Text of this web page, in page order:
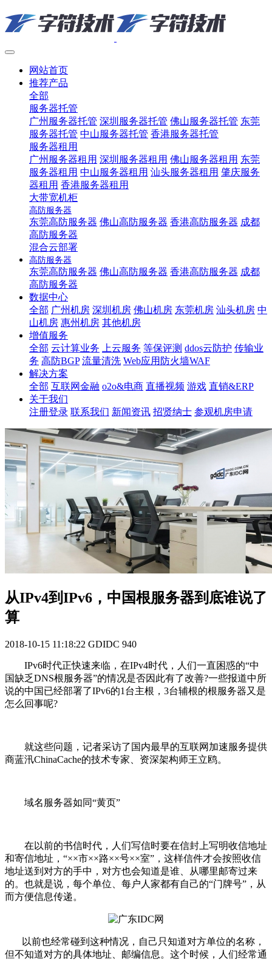
网站首页
推荐产品
全部
服务器托管
广州服务器托管 深圳服务器托管 佛山服务器托管 东莞
服务器托管 中山服务器托管 香港服务器托管
服务器租用
广州服务器租用 深圳服务器租用 佛山服务器租用 东莞
服务器租用 中山服务器租用 汕头服务器租用 肇庆服务
器租用 香港服务器租用
大带宽机柜
高防服务器
东莞高防服务器 佛山高防服务器 香港高防服务器 成都
高防服务器
混合云部署
高防服务器
东莞高防服务器 佛山高防服务器 香港高防服务器 成都
高防服务器
数据中心
全部 广州机房 深圳机房 佛山机房 东莞机房 汕头机房 中
山机房 惠州机房 其他机房
增值服务
全部 云计算业务 上云服务 等保评测 ddos云防护 传输业
务 高防BGP 流量清洗 Web应用防火墙WAF
解决方案
全部 互联网金融 o2o&电商 直播视频 游戏 直销&ERP
关于我们
注册登录 联系我们 新闻资讯 招贤纳士 参观机房申请
从IPv4到IPv6，中国根服务器到底谁说了
算
2018-10-15 11:18:22 GDIDC 940
IPv6时代正快速来临，在IPv4时代，人们一直困惑的“中
国缺乏DNS根服务器”的情况是否因此有了改善?一些报道中所
说的中国已经部署了IPv6的1台主根，3台辅根的根服务器又是
怎么回事呢?
就这些问题，记者采访了国内最早的互联网加速服务提供
商蓝汛ChinaCache的技术专家、资深架构师王立鸥。
域名服务器如同“黄页”
在以前的书信时代，人们写信时要在信封上写明收信地址
和寄信地址，“××市××路××号××室”，这样信件才会按照收信
地址送到对方的手中，对方也会知道是谁、从哪里邮寄过来
的。也就是说，每个单位、每户人家都有自己的“门牌号”，从
而方便信息传递。
以前也经常碰到这种情况，自己只知道对方单位的名称，
但不知道对方的具体地址、邮编信息。这个时候，人们经常通